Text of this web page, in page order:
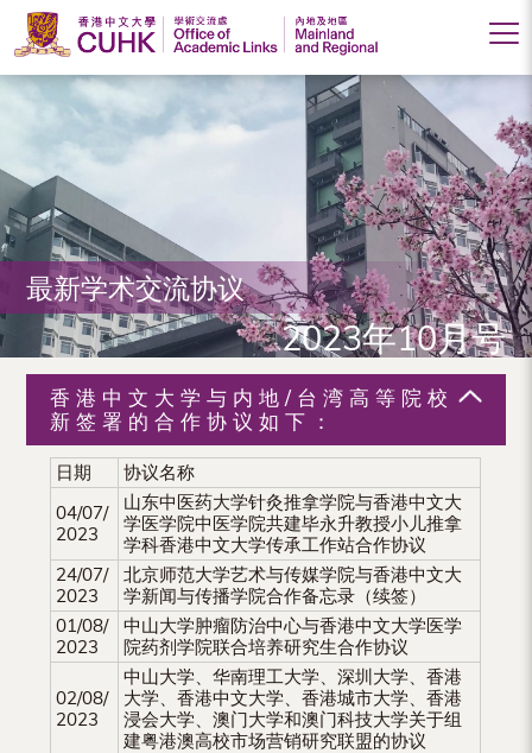
香
港
中
文
大
学
学
术
（内
区）
最新学术交流协议
2023年10月号
香港中文大学与内地/台湾高等院校
新签署的合作协议如下：
日期
协议名称
04/07/
2023
山东中医药大学针灸推拿学院与香港中文大
学医学院中医学院共建毕永升教授小儿推拿
学科香港中文大学传承工作站合作协议
24/07/
2023
北京师范大学艺术与传媒学院与香港中文大
学新闻与传播学院合作备忘录（续签）
01/08/
2023
中山大学肿瘤防治中心与香港中文大学医学
院药剂学院联合培养研究生合作协议
02/08/
2023
中山大学、华南理工大学、深圳大学、香港
大学、香港中文大学、香港城市大学、香港
浸会大学、澳门大学和澳门科技大学关于组
建粤港澳高校市场营销研究联盟的协议